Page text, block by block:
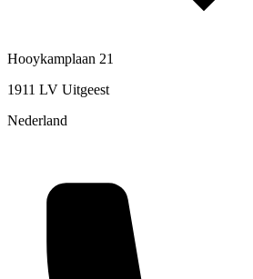
Hooykamplaan 21
1911 LV Uitgeest
Nederland